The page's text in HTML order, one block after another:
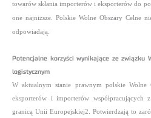
towarów skłania importerów i eksporterów do
one najniższe. Polskie Wolne Obszary Celne
odpowiadają.
Potencjalne korzyści wynikające ze związku
logistycznym
W aktualnym stanie prawnym polskie Wolne
eksporterów i importerów współpracujących
granicą Unii Europejskiej2. Potwierdzają to